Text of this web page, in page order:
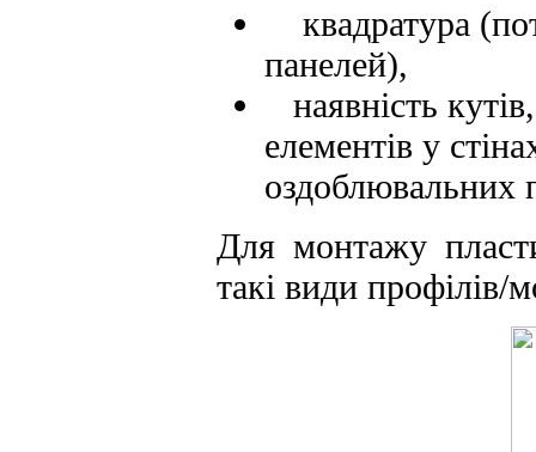
квадратура
панелей),
наявність
елементів у
оздоблювальних
Для монтажу
такі види профілів/